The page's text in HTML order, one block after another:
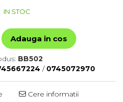
IN STOC
Adauga in cos
BB502
/ 0745072970
Cere informatii